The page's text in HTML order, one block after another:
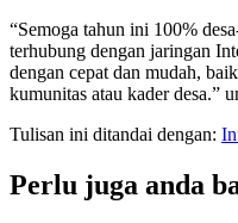
“Semoga tahun ini 100%
terhubung dengan jaringan
dengan cepat dan mudah,
kumunitas atau kader desa.”
Tulisan ini ditandai dengan:
Perlu juga anda